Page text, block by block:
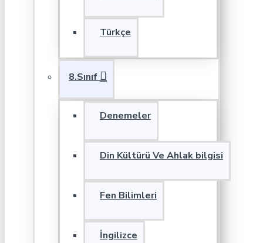
Türkçe
8.Sınıf
Denemeler
Din Kültürü Ve Ahlak bilgisi
Fen Bilimleri
İngilizce